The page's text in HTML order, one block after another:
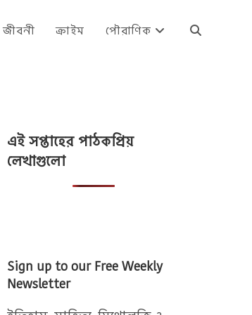
জীবনী ক্রাইম পৌরাণিক Toggle
এই সপ্তাহের পাঠকপ্রিয়
লেখাগুলো
Sign up to our Free Weekly
Newsletter